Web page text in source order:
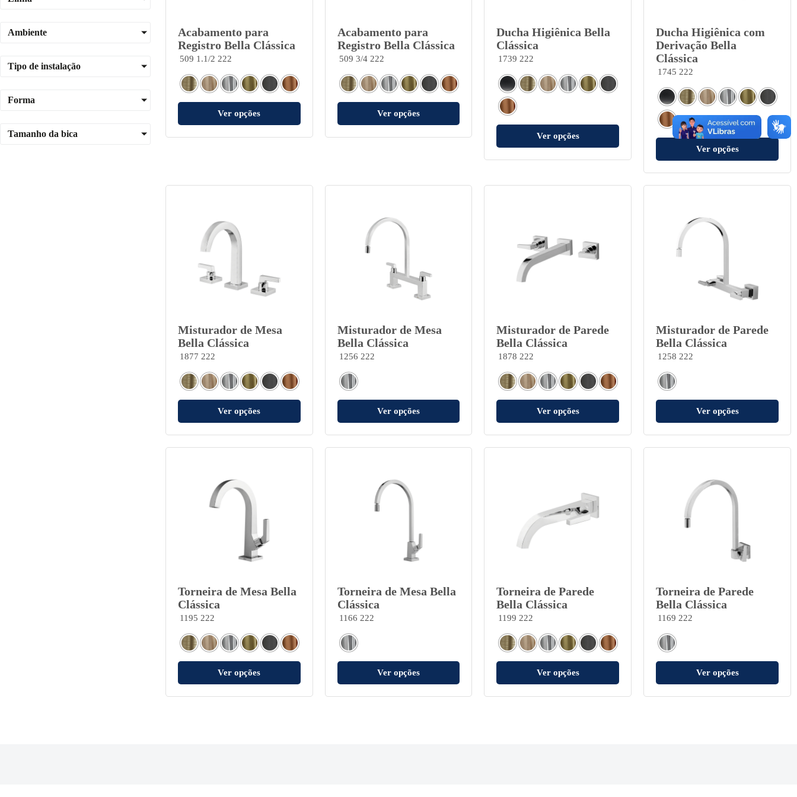
Ambiente
Tipo de instalação
Forma
Tamanho da bica
Acabamento para
Registro Bella Clássica
509 1.1/2 222
Ver opções
Acabamento para
Registro Bella Clássica
509 3/4 222
Ver opções
Ducha Higiênica Bella
Clássica
1739 222
Ver opções
Ducha Higiênica com
Derivação Bella
Clássica
1745 222
Ver opções
Misturador de Mesa
Bella Clássica
1877 222
Ver opções
Misturador de Mesa
Bella Clássica
1256 222
Ver opções
Misturador de Parede
Bella Clássica
1878 222
Ver opções
Misturador de Parede
Bella Clássica
1258 222
Ver opções
Torneira de Mesa Bella
Clássica
1195 222
Ver opções
Torneira de Mesa Bella
Clássica
1166 222
Ver opções
Torneira de Parede
Bella Clássica
1199 222
Ver opções
Torneira de Parede
Bella Clássica
1169 222
Ver opções